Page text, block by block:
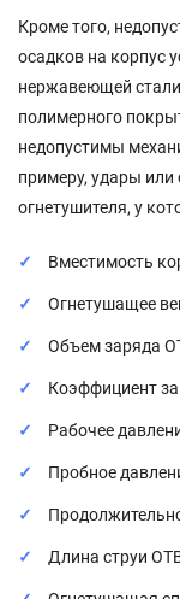
Кроме того,
осадков на корпус
нержавеющей
полимерного
недопустимы
примеру, удары
огнетушителя, у
Вместимость
Огнетушащее
Объем заряда
Коэффициент
Рабочее
Пробное
Длина струи